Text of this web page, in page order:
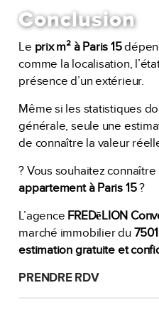
Conclusion
Le prix m² à Paris 15
comme la localisation,
présence d’un extérieur.
Même si les statistiques
générale, seule une
de connaître la valeur
? Vous souhaitez connaître
appartement à Paris 15?
L’agence FREDēLION
marché immobilier du
estimation gratuite et
PRENDRE RDV